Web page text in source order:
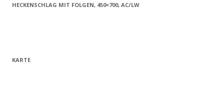
HECKENSCHLAG MIT FOLGEN, 450×700, AC/LW
KARTE